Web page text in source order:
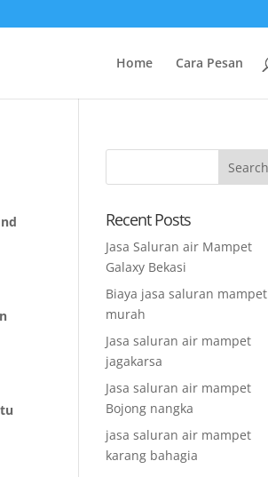
Home Cara Pesan
Recent Posts
Jasa Saluran air Mampet
Galaxy Bekasi
Biaya jasa saluran mampet
murah
Jasa saluran air mampet
jagakarsa
Jasa saluran air mampet
Bojong nangka
jasa saluran air mampet
karang bahagia